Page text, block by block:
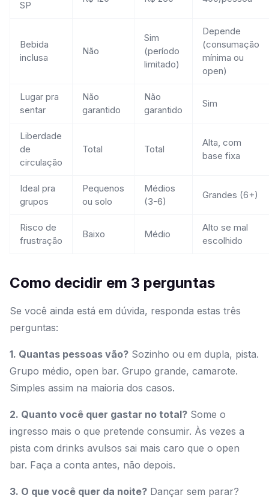
SP
Bebida
inclusa
Não
Sim
(período
limitado)
Depende
(consumação
mínima ou
open)
Lugar pra
sentar
Não
garantido
Não
garantido
Sim
Liberdade
de
circulação
Total Total
Alta, com
base fixa
Ideal pra
grupos
Pequenos
ou solo
Médios
(3-6)
Grandes (6+)
Risco de
frustração
Baixo Médio
Alto se mal
escolhido
Como decidir em 3 perguntas
Se você ainda está em dúvida, responda estas três
perguntas:
1. Quantas pessoas vão? Sozinho ou em dupla, pista.
Grupo médio, open bar. Grupo grande, camarote.
Simples assim na maioria dos casos.
2. Quanto você quer gastar no total? Some o
ingresso mais o que pretende consumir. Às vezes a
pista com drinks avulsos sai mais caro que o open
bar. Faça a conta antes, não depois.
3. O que você quer da noite? Dançar sem parar?